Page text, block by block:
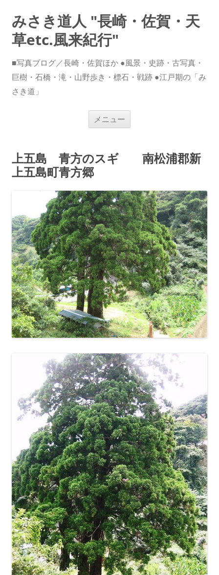
みさき道人 "長崎・佐賀・天
草etc.風来紀行"
■写真ブログ／長崎・佐賀ほか ●風景・史跡・古写真・
巨樹・石橋・滝・山野歩き・標石・戦跡 ●江戸期の「み
さき道」
メニュー
上五島 青方のスギ 南松浦郡新
上五島町青方郷